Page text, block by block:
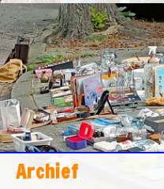
De
Archief